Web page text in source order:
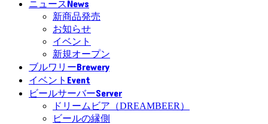
ニュースNews
新商品発売
お知らせ
イベント
新規オープン
ブルワリーBrewery
イベント Event
ビールサーバーServer
ドリームビア（DREAMBEER）
ビールの縁側